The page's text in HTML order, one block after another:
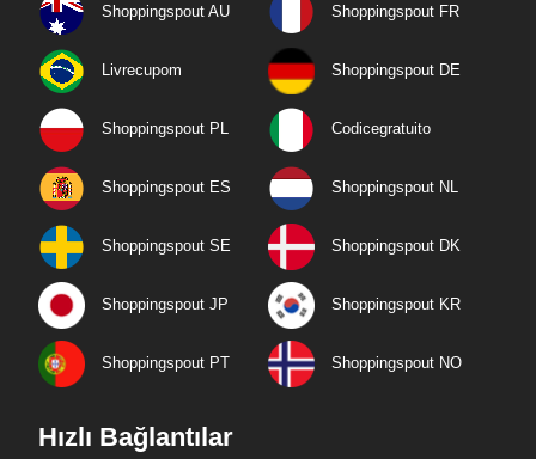
Shoppingspout AU Shoppingspout FR
Livrecupom Shoppingspout DE
Shoppingspout PL Codicegratuito
Shoppingspout ES Shoppingspout NL
Shoppingspout SE Shoppingspout DK
Shoppingspout JP Shoppingspout KR
Shoppingspout PT Shoppingspout NO
Hızlı Bağlantılar